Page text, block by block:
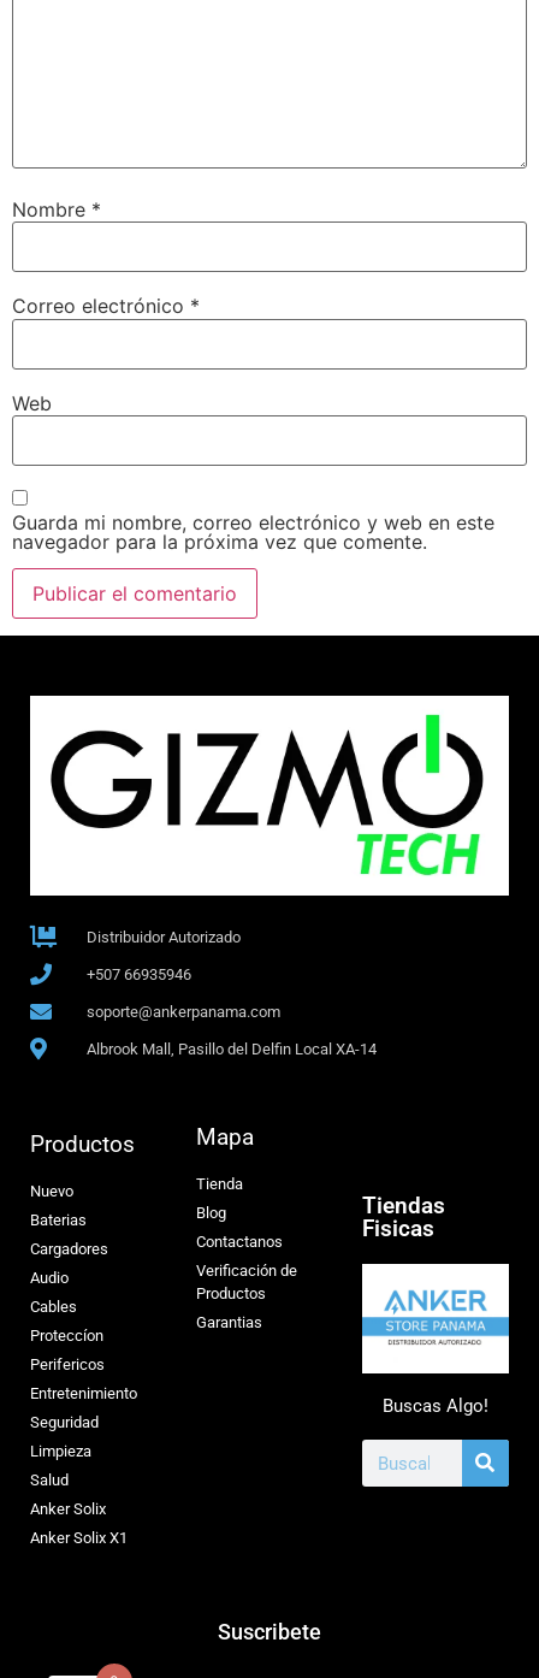
Nombre *
Correo electrónico *
Web
Guarda mi nombre, correo electrónico y web en este
navegador para la próxima vez que comente.
Distribuidor Autorizado
+507 66935946
soporte@ankerpanama.com
Albrook Mall, Pasillo del Delfin Local XA-14
Productos
Nuevo
Baterias
Cargadores
Audio
Cables
Proteccíon
Perifericos
Entretenimiento
Seguridad
Limpieza
Salud
Anker Solix
Anker Solix X1
Mapa
Tienda
Blog
Contactanos
Verificación de
Productos
Garantias
Tiendas
Fisicas
Buscas Algo!
Suscribete